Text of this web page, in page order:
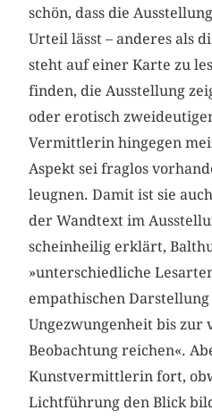
schön, dass die
Urteil lässt – anderes als
steht auf einer Karte zu
finden, die Ausstellung
oder erotisch
Vermittlerin hingegen
Aspekt sei fraglos
leugnen. Damit ist sie
der Wandtext im
scheinheilig erklärt,
»unterschiedliche
empathischen
Ungezwungenheit bis zur
Beobachtung reichen«.
Kunstvermittlerin fort,
Lichtführung den Blick